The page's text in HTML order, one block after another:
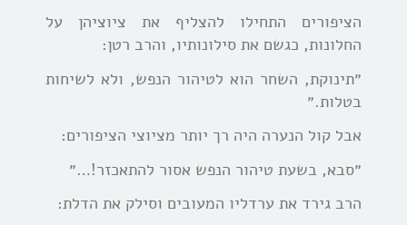
הציפורים התחילו להצליף את ציוציהן על
החלונות, כגשם את סילונותיו, והרב רטן:
״תינוקת, השחר הוא לטיהור הנפש, ולא לשיחות
בטלות.״
אבל קול הנערה היה רך יותר מציוצי הציפורים:
״סבא, בשעת טיהור הנפש אסור להתאכזר!…״
הרב גירד את ערדליו המעובים וסילק את הדלת: